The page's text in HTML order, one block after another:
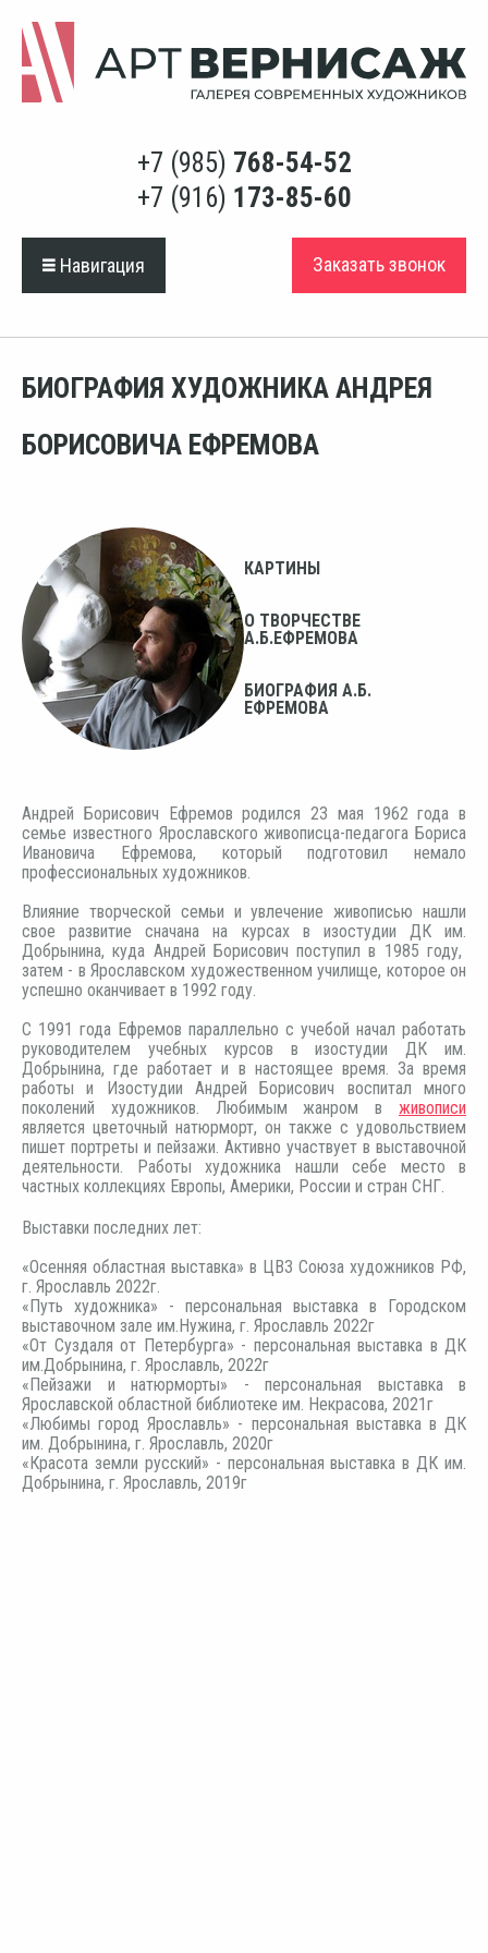
+7 (985) 768-54-52
+7 (916) 173-85-60
Навигация Заказать звонок
БИОГРАФИЯ ХУДОЖНИКА АНДРЕЯ
БОРИСОВИЧА ЕФРЕМОВА
КАРТИНЫ
О ТВОРЧЕСТВЕ
А.Б.ЕФРЕМОВА
БИОГРАФИЯ А.Б.
ЕФРЕМОВА
Андрей Борисович Ефремов родился 23 мая 1962 года в
семье известного Ярославского живописца-педагога Бориса
Ивановича Ефремова, который подготовил немало
профессиональных художников.
Влияние творческой семьи и увлечение живописью нашли
свое развитие сначана на курсах в изостудии ДК им.
Добрынина, куда Андрей Борисович поступил в 1985 году,
затем - в Ярославском художественном училище, которое он
успешно оканчивает в 1992 году.
С 1991 года Ефремов параллельно с учебой начал работать
руководителем учебных курсов в изостудии ДК им.
Добрынина, где работает и в настоящее время. За время
работы и Изостудии Андрей Борисович воспитал много
поколений художников. Любимым жанром в живописи
является цветочный натюрморт, он также с удовольствием
пишет портреты и пейзажи. Активно участвует в выставочной
деятельности. Работы художника нашли себе место в
частных коллекциях Европы, Америки, России и стран СНГ.
Выставки последних лет:
«Осенняя областная выставка» в ЦВЗ Союза художников РФ,
г. Ярославль 2022г.
«Путь художника» - персональная выставка в Городском
выставочном зале им.Нужина, г. Ярославль 2022г
«От Суздаля от Петербурга» - персональная выставка в ДК
им.Добрынина, г. Ярославль, 2022г
«Пейзажи и натюрморты» - персональная выставка в
Ярославской областной библиотеке им. Некрасова, 2021г
«Любимы город Ярославль» - персональная выставка в ДК
им. Добрынина, г. Ярославль, 2020г
«Красота земли русский» - персональная выставка в ДК им.
Добрынина, г. Ярославль, 2019г